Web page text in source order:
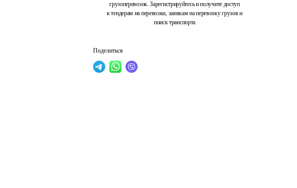
грузоперевозок. Зарегистрируйтесь и получите доступ
к тендерам на перевозки, заявкам на перевозку грузов и
поиск транспорта
Поделиться